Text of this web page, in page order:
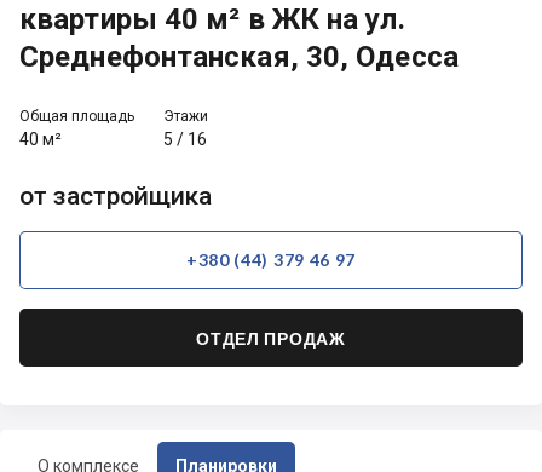
О комплексе Планировки
квартиры 40 м² в ЖК на ул.
Среднефонтанская, 30, Одесса
Общая площадь
40 м²
Этажи
5 / 16
от застройщика
+380 (44) 379 46 97
ОТДЕЛ ПРОДАЖ